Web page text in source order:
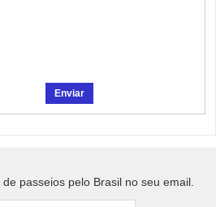
passeios pelo Brasil no seu email.